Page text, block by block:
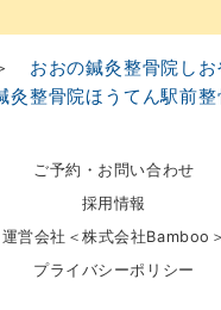
おおの鍼灸整骨院 し
灸整骨院ほうてん駅前
ご予約・お問い合わせ
採用情報
運営会社＜株式会社Bamboo＞
プライバシーポリシー